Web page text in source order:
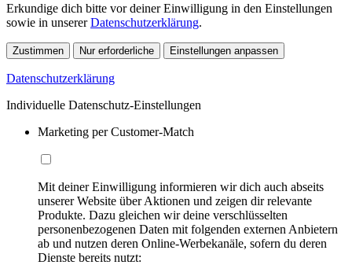
Erkundige dich bitte vor deiner Einwilligung in den Einstellungen
sowie in unsererDatenschutzerklärung.
Zustimmen Nur erforderliche Einstellungen anpassen
Datenschutzerklärung
Individuelle Datenschutz-Einstellungen
Marketing per Customer-Match
Mit deiner Einwilligung informieren wir dich auch abseits
unserer Website über Aktionen und zeigen dir relevante
Produkte. Dazu gleichen wir deine verschlüsselten
personenbezogenen Daten mit folgenden externen Anbietern
ab und nutzen deren Online-Werbekanäle, sofern du deren
Dienste bereits nutzt: